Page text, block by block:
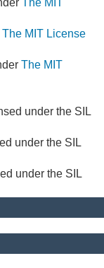
The MIT
The MIT License
The MIT
under the SIL
under the SIL
under the SIL